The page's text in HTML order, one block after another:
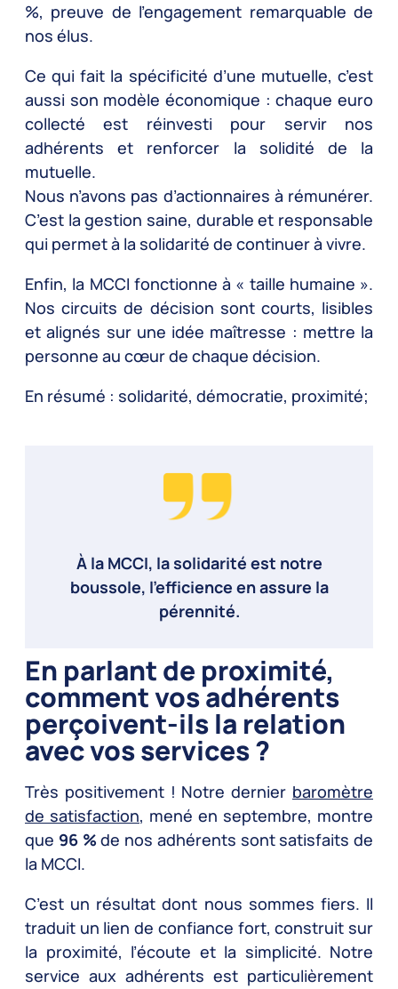
%, preuve de l’engagement remarquable de
nos élus.
Ce qui fait la spécificité d’une mutuelle, c’est
aussi son modèle économique : chaque euro
collecté est réinvesti pour servir nos
adhérents et renforcer la solidité de la
mutuelle.
Nous n’avons pas d’actionnaires à rémunérer.
C’est la gestion saine, durable et responsable
qui permet à la solidarité de continuer à vivre.
Enfin, la MCCI fonctionne à « taille humaine ».
Nos circuits de décision sont courts, lisibles
et alignés sur une idée maîtresse : mettre la
personne au cœur de chaque décision.
En résumé : solidarité, démocratie, proximité;
À la MCCI, la solidarité est notre
boussole, l’efficience en assure la
pérennité.
En parlant de proximité,
comment vos adhérents
perçoivent-ils la relation
avec vos services ?
Très positivement ! Notre dernier baromètre
de satisfaction, mené en septembre, montre
que 96 % de nos adhérents sont satisfaits de
la MCCI.
C’est un résultat dont nous sommes fiers. Il
traduit un lien de confiance fort, construit sur
la proximité, l’écoute et la simplicité. Notre
service aux adhérents est particulièrement